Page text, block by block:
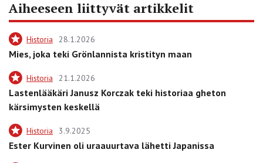
Aiheeseen liittyvät artikkelit
Historia 28.1.2026
Mies, joka teki Grönlannista kristityn maan
Historia 21.1.2026
Lastenlääkäri Janusz Korczak teki historiaa gheton
kärsimysten keskellä
Historia 3.9.2025
Ester Kurvinen oli uraauurtava lähetti Japanissa